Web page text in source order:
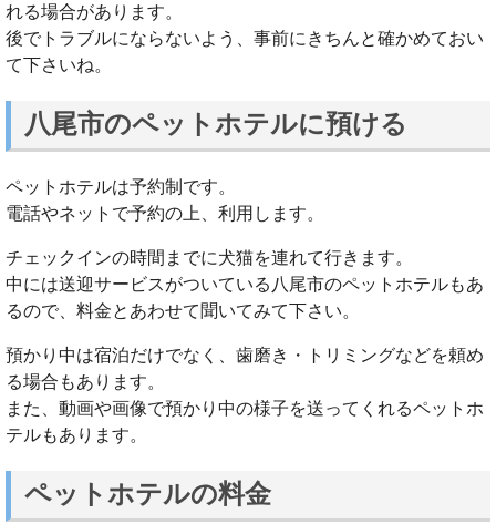
れる場合があります。
後でトラブルにならないよう、事前にきちんと確かめておい
て下さいね。
八尾市のペットホテルに預ける
ペットホテルは予約制です。
電話やネットで予約の上、利用します。
チェックインの時間までに犬猫を連れて行きます。
中には送迎サービスがついている八尾市のペットホテルもあ
るので、料金とあわせて聞いてみて下さい。
預かり中は宿泊だけでなく、歯磨き・トリミングなどを頼め
る場合もあります。
また、動画や画像で預かり中の様子を送ってくれるペットホ
テルもあります。
ペットホテルの料金